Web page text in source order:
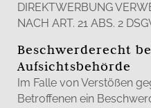
DIREKTWERBUNG
NACH ART. 21 ABS. 2
Beschwerderecht
Aufsichtsbehörde
Im Falle von Verstößen
Betroffenen ein